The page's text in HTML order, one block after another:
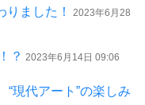
りました！
2023年6月28
？ 2023年6月14日 09:06
“現代アート”の楽しみ